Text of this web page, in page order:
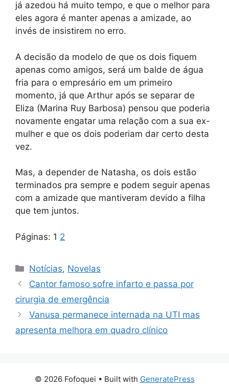
já azedou há muito tempo, e que o melhor para
eles agora é manter apenas a amizade, ao
invés de insistirem no erro.
A decisão da modelo de que os dois fiquem
apenas como amigos, será um balde de água
fria para o empresário em um primeiro
momento, já que Arthur após se separar de
Eliza (Marina Ruy Barbosa) pensou que poderia
novamente engatar uma relação com a sua ex-
mulher e que os dois poderiam dar certo desta
vez.
Mas, a depender de Natasha, os dois estão
terminados pra sempre e podem seguir apenas
com a amizade que mantiveram devido a filha
que tem juntos.
Páginas: 1 2
Categorias
Notícias, Novelas
Cantor famoso sofre infarto e passa por
cirurgia de emergência
Vanusa permanece internada na UTI mas
apresenta melhora em quadro clínico
© 2026 Fofoquei • Built with GeneratePress